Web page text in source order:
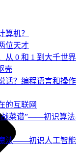
算机？
位天才
从 0 和 1 到大千世界
壳
话？编程语言和操
的互联网
战菜谱”——初识算
法——初识人工智能